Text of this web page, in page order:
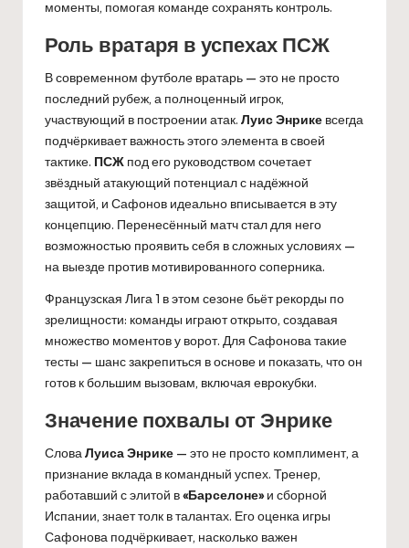
моменты, помогая команде сохранять контроль.
Роль вратаря в успехах ПСЖ
В современном футболе вратарь — это не просто
последний рубеж, а полноценный игрок,
участвующий в построении атак. Луис Энрике всегда
подчёркивает важность этого элемента в своей
тактике. ПСЖ под его руководством сочетает
звёздный атакующий потенциал с надёжной
защитой, и Сафонов идеально вписывается в эту
концепцию. Перенесённый матч стал для него
возможностью проявить себя в сложных условиях —
на выезде против мотивированного соперника.
Французская Лига 1 в этом сезоне бьёт рекорды по
зрелищности: команды играют открыто, создавая
множество моментов у ворот. Для Сафонова такие
тесты — шанс закрепиться в основе и показать, что он
готов к большим вызовам, включая еврокубки.
Значение похвалы от Энрике
СловаЛуиса Энрике — это не просто комплимент, а
признание вклада в командный успех. Тренер,
работавший с элитой в«Барселоне»и сборной
Испании, знает толк в талантах. Его оценка игры
Сафонова подчёркивает, насколько важен